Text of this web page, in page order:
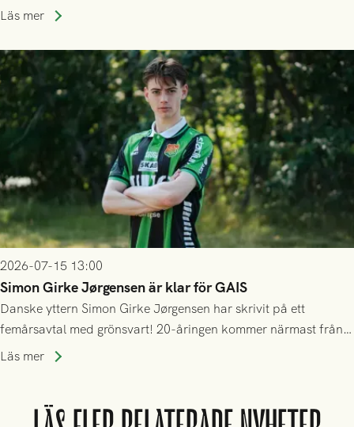
säsongen 2026.
Läs mer
2026-07-15 13:00
Simon Girke Jørgensen är klar för GAIS
Danske yttern Simon Girke Jørgensen har skrivit på ett
femårsavtal med grönsvart! 20-åringen kommer närmast från
spel i färöiska Skála IF.
Läs mer